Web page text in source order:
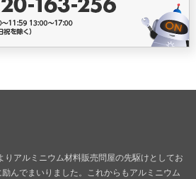
アルミニウム材料販売問屋の先駆けとしてお
んでまいりました。これからもアルミニウム